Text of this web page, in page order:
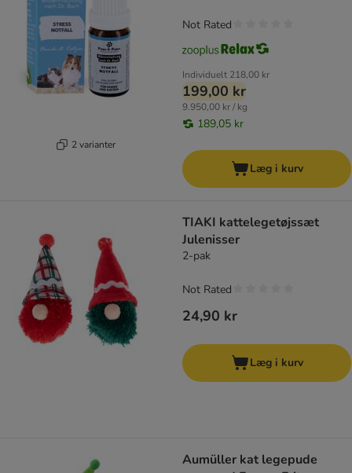
2 varianter
Individuelt 218,00 kr
199,00 kr
9.950,00 kr / kg
189,05 kr
Not Rated
Læg i kurv
TIAKI kattelegetøjssæt
Julenisser
2-pak
24,90 kr
Not Rated
Læg i kurv
Aumüller kat legepude